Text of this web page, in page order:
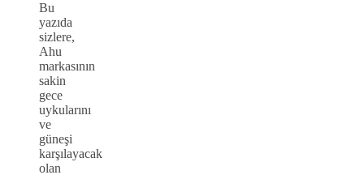
Bu
yazıda
sizlere,
Ahu
markasının
sakin
gece
uykularını
ve
güneşi
karşılayacak
olan